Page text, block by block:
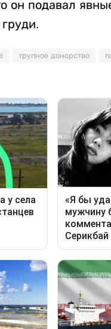
он подавал
трупное донорство